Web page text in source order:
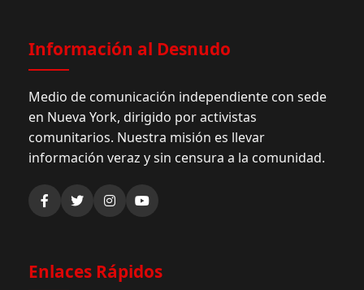
Información al Desnudo
Medio de comunicación independiente con sede
en Nueva York, dirigido por activistas
comunitarios. Nuestra misión es llevar
información veraz y sin censura a la comunidad.
Enlaces Rápidos